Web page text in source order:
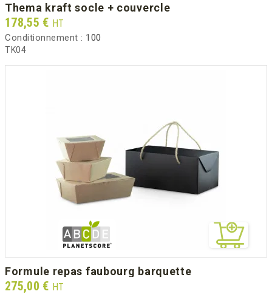
thema kraft socle + couvercle
Prix
178,55 € HT
Conditionnement : 100
TK04
formule repas faubourg barquette
Prix
275,00 € HT